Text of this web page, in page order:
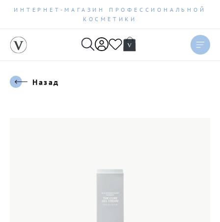
ИНТЕРНЕТ-МАГАЗИН ПРОФЕССИОНАЛЬНОЙ
КОСМЕТИКИ
Назад